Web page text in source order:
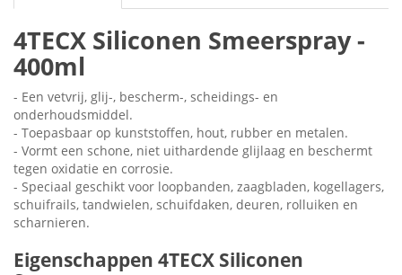
4TECX Siliconen Smeerspray -
400ml
- Een vetvrij, glij-, bescherm-, scheidings- en
onderhoudsmiddel.
- Toepasbaar op kunststoffen, hout, rubber en metalen.
- Vormt een schone, niet uithardende glijlaag en beschermt
tegen oxidatie en corrosie.
- Speciaal geschikt voor loopbanden, zaagbladen, kogellagers,
schuifrails, tandwielen, schuifdaken, deuren, rolluiken en
scharnieren.
Eigenschappen 4TECX Siliconen